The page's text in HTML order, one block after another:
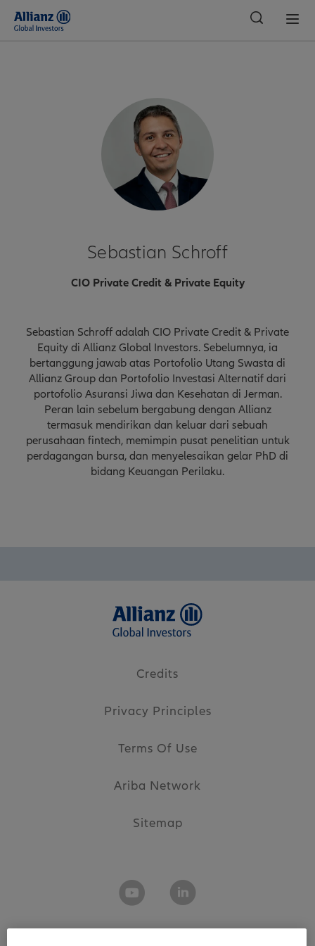
Sebastian Schroff
CIO Private Credit & Private Equity
Sebastian Schroff adalah CIO Private Credit & Private
Equity di Allianz Global Investors. Sebelumnya, ia
bertanggung jawab atas Portofolio Utang Swasta di
Allianz Group dan Portofolio Investasi Alternatif dari
portofolio Asuransi Jiwa dan Kesehatan di Jerman.
Peran lain sebelum bergabung dengan Allianz
termasuk mendirikan dan keluar dari sebuah
perusahaan fintech, memimpin pusat penelitian untuk
perdagangan bursa, dan menyelesaikan gelar PhD di
bidang Keuangan Perilaku.
Credits
Privacy Principles
Terms Of Use
Ariba Network
Sitemap